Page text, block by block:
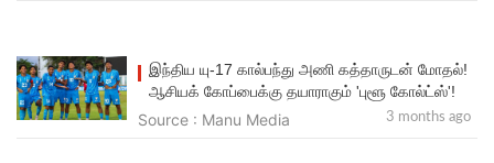
இந்திய யு-17 கால்பந்து அணி கத்தாருடன் மோதல்!
ஆசியக் கோப்பைக்கு தயாராகும் 'புளூ கோல்ட்ஸ்'!
Source : Manu Media 3 months ago